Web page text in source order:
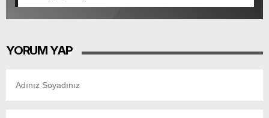
YORUM YAP